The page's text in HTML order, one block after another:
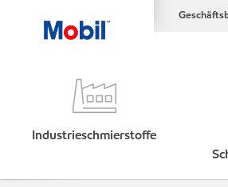
Industrieschmierstoffe